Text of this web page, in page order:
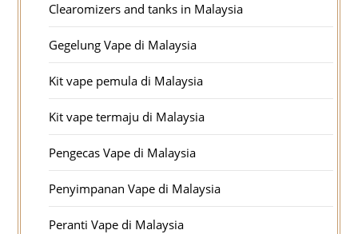
Clearomizers and tanks in Malaysia
Gegelung Vape di Malaysia
Kit vape pemula di Malaysia
Kit vape termaju di Malaysia
Pengecas Vape di Malaysia
Penyimpanan Vape di Malaysia
Peranti Vape di Malaysia